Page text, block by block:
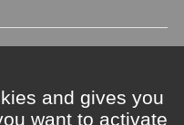
and gives you
want to activate